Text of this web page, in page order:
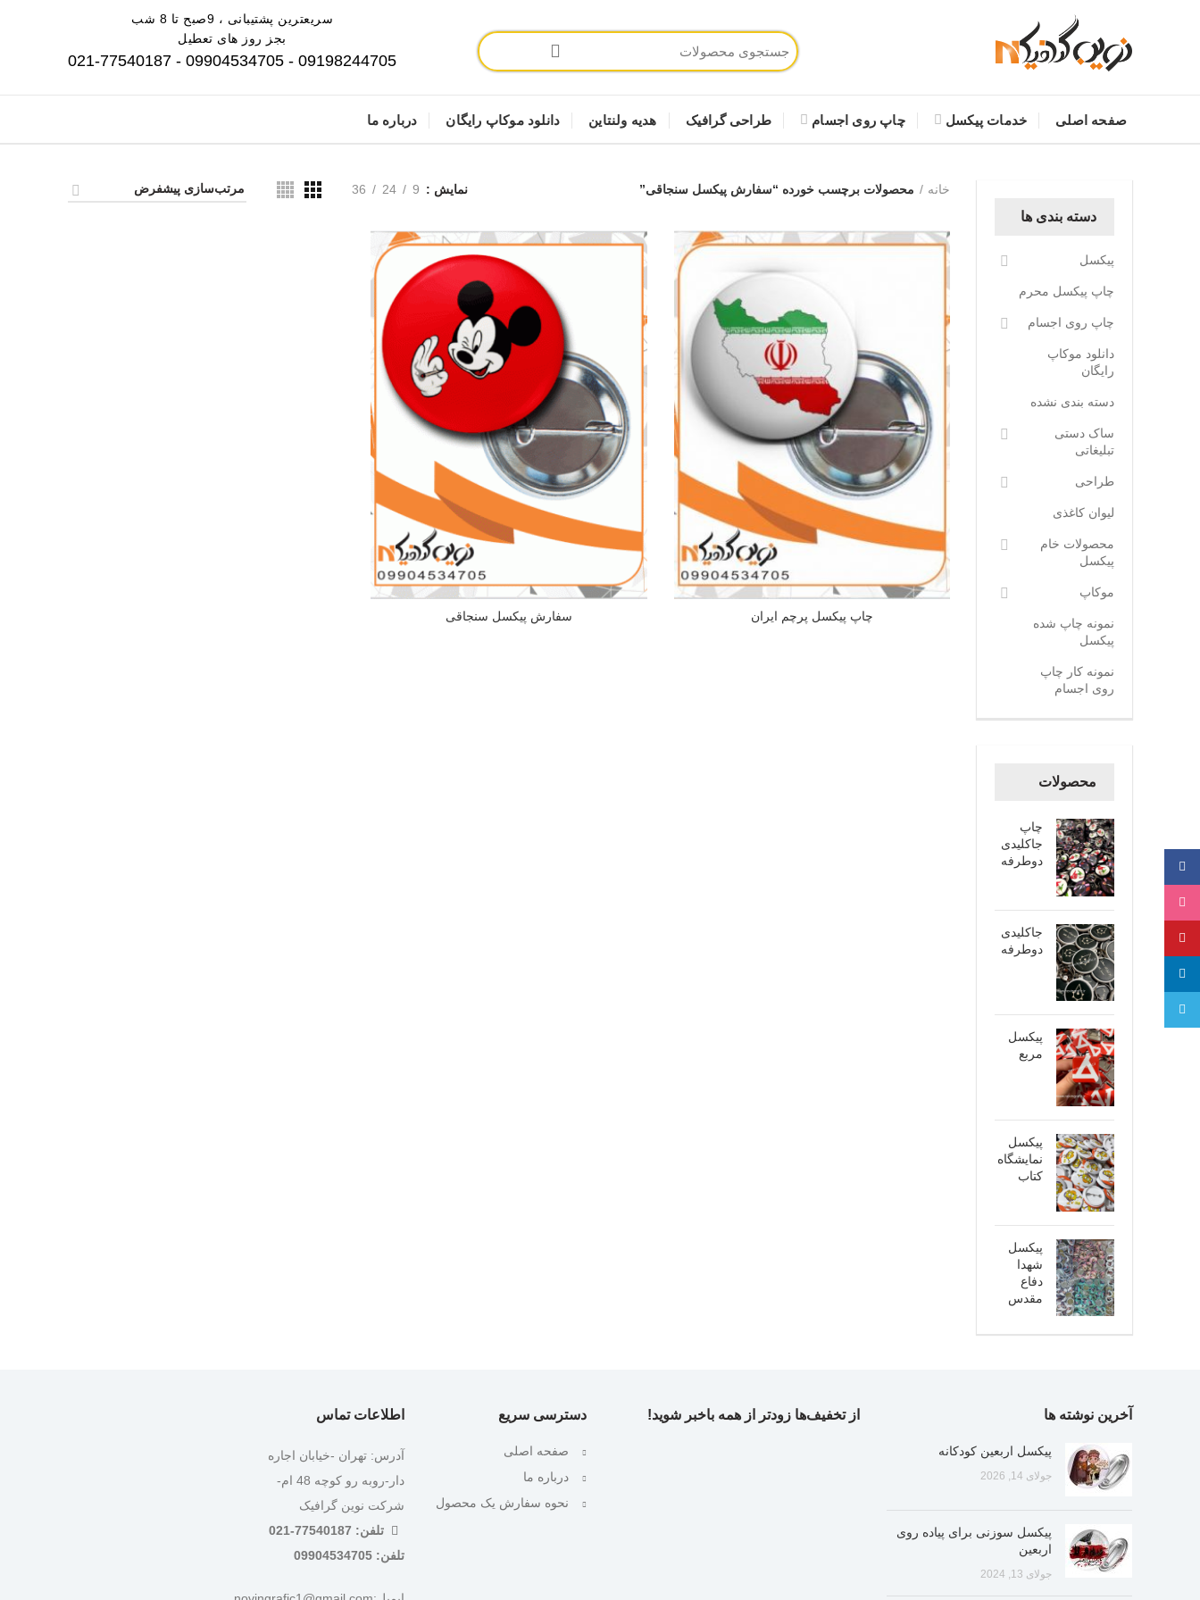
سریعترین پشتیبانی ، 9صبح تا 8 شب
بجز روز های تعطیل
09198244705 - 09904534705 - 021-77540187
صفحه اصلی خدمات پیکسل چاپ روی اجسام طراحی گرافیک هدیه ولنتاین دانلود موکاپ رایگان درباره ما
خانه محصولات برچسب خورده “سفارش پیکسل سنجاقی” نمایش 9
24
36
چاپ پیکسل پرچم ایران سفارش پیکسل سنجاقی
دسته بندی ها
پیکسل
چاپ پیکسل محرم
چاپ روی اجسام
دانلود موکاپ
رایگان
دسته بندی نشده
ساک دستی
تبلیغاتی
طراحی
لیوان کاغذی
محصولات خام
پیکسل
موکاپ
نمونه چاپ شده
پیکسل
نمونه کار چاپ
روی اجسام
محصولات
چاپ
جاکلیدی
دوطرفه
جاکلیدی
دوطرفه
پیکسل
مربع
پیکسل
نمایشگاه
کتاب
پیکسل
شهدا
دفاع
مقدس
آخرین نوشته ها
پیکسل اربعین کودکانه
جولای 14, 2026
پیکسل سوزنی برای پیاده روی
اربعین
جولای 13, 2024
از تخفیف‌ها زودتر از همه باخبر شوید! دسترسی سریع
صفحه اصلی
درباره ما
نحوه سفارش یک محصول
اطلاعات تماس
آدرس: تهران -خیابان اجاره
دار-روبه رو کوچه 48 ام-
شرکت نوین گرافیک
تلفن: 77540187-021
تلفن: 09904534705
فیسبوک
اینستاگرام
پینترست
لینکدین
تلگرام